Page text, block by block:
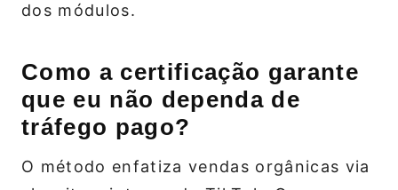
dos módulos.
Como a certificação garante
que eu não dependa de
tráfego pago?
O método enfatiza vendas orgânicas via